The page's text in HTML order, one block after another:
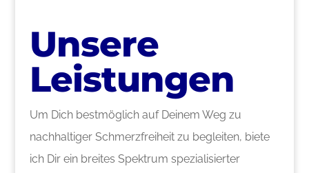
Unsere
Leistungen
Um Dich bestmöglich auf Deinem Weg zu
nachhaltiger Schmerzfreiheit zu begleiten, biete
ich Dir ein breites Spektrum spezialisierter